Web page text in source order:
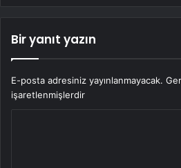
Bir yanıt yazın
E-posta adresiniz yayınlanmayacak.
işaretlenmişlerdir